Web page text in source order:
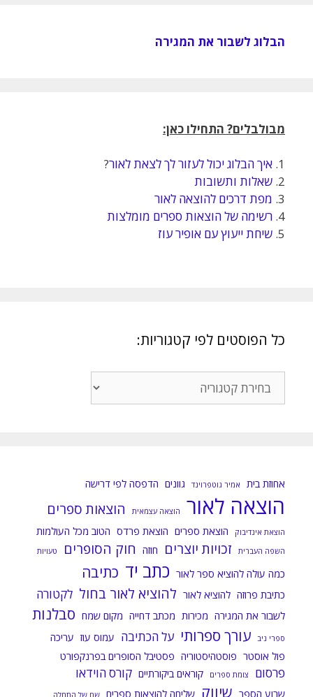
הבלוג לשבור את המגירה
מבולבלים? התחילו כאן:
1. איך הבלוג יכול לעזור לך לצאת לאור?
2. שאלות ותשובות
3. מפת דרכים להוצאה לאור
4. רשימה של הוצאות ספרים מומלצות
5. שיחת ייעוץ עם אופיר עוז
כל הפוסטים לפי קטגוריות:
הפוסטים
אחוזת בית אמיר גוטפרוינד גוונים הדפסה לפי דרישה
הוצאה לאור הוצאה עצמאית הוצאות ספרים
הוצאת אינדיבוק הוצאת ספרים הוצאת פרדס הטוב מכל העולמות
השפה העברית זכויות יוצרים חוזה חוק הסופרים טעויות
כמה עולה להוציא ספר לאור כתב יד כתיבה
כתיבת פרוזה להוציא לאור להוציא לאור בחול לקטורה
לשבור את המגירה מכירות מכתב דחייה מקום שמח סבלנות
ספרי ניב עורך ספרותי על הכתיבה עמוס עוז עריכה
פול אוסטר פוסטהיסטוריה פסטיבל הסופרים בפרנקפורט
פרסום צומת ספרים קוראים ביקורתיים קורס הוידאו
שבוע הספר שיווק שליחה להוצאות ספרים שם של התחלה